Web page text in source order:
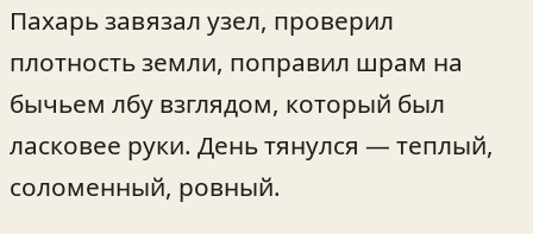
Пахарь завязал узел, проверил
плотность земли, поправил шрам на
бычьем лбу взглядом, который был
ласковее руки. День тянулся — теплый,
соломенный, ровный.